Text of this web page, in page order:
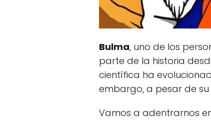
Bulma, uno de los
parte de la historia
científica ha
embargo, a pesar de
Vamos a adentrarnos